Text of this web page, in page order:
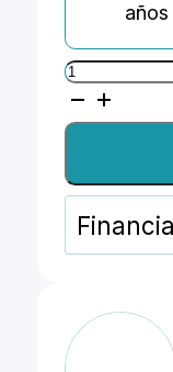
Nikkor
AF-
S
ED
VR
24-
cantidad